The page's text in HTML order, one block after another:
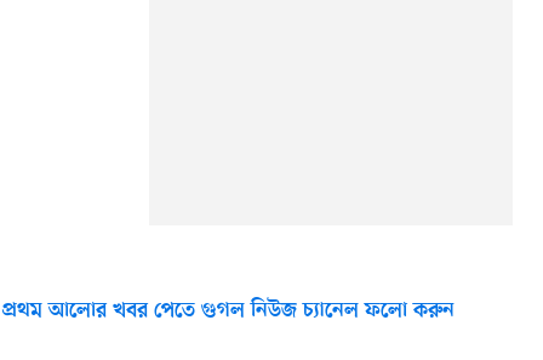
প্রথম আলোর খবর পেতে গুগল নিউজ চ্যানেল ফলো করুন